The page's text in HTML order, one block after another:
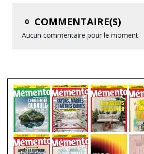
0 COMMENTAIRE(S)
Aucun commentaire pour le moment